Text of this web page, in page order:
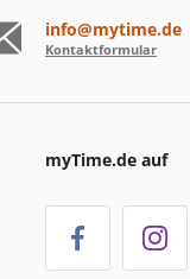
info@mytime.de
Kontaktformular
myTime.de auf